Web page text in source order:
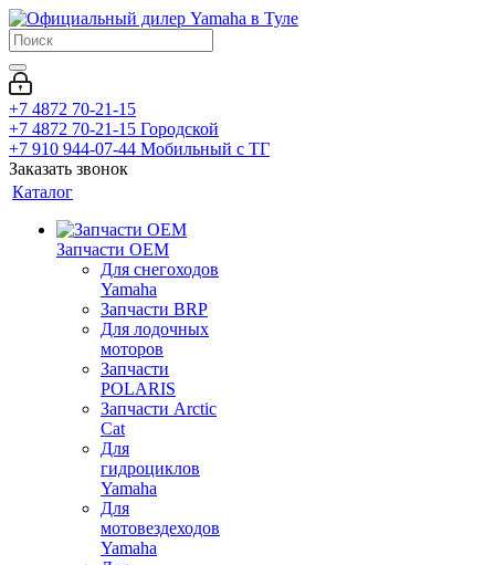
+7 4872 70-21-15
+7 4872 70-21-15 Городской
+7 910 944-07-44 Мобильный с ТГ
Заказать звонок
Каталог
Запчасти OEM
Для снегоходов
Yamaha
Запчасти BRP
Для лодочных
моторов
Запчасти
POLARIS
Запчасти Arctic
Cat
Для
гидроциклов
Yamaha
Для
мотовездеходов
Yamaha